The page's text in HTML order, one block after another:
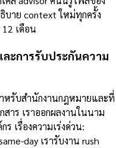
บาย context ใหม่ทุกครั้ง
เดือน
ะการรับประกันความ
หรับสำนักงานกฎหมายและที่
าร เราออกผลงานในนาม
เรื่องความเร่งด่วน:
day เรารับงาน rush